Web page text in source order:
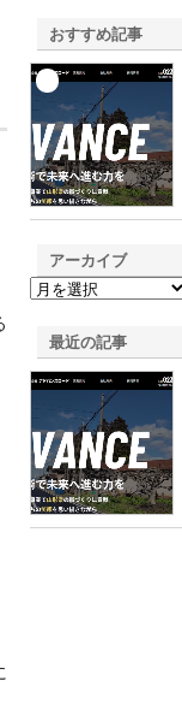
おすすめ記事
アーカイブ
最近の記事